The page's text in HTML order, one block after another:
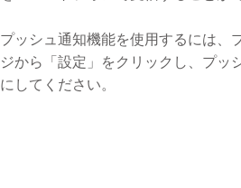
プッシュ通知機能を使用するには、
ジから「設定」をクリックし、プッ
にしてください。